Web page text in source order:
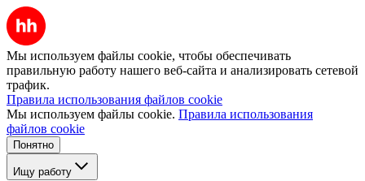
Мы используем файлы cookie, чтобы обеспечивать
правильную работу нашего веб-сайта и анализировать сетевой
трафик.
Правила использования файлов cookie
Мы используем файлы cookie. Правила использования
файлов cookie
Понятно
Ищу работу